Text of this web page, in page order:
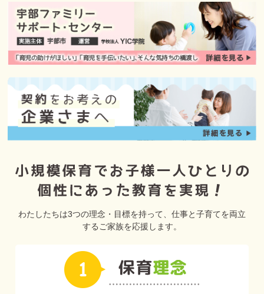
わたしたちは3つの理念・目標を持って、仕事と子育てを両立
するご家族を応援します。